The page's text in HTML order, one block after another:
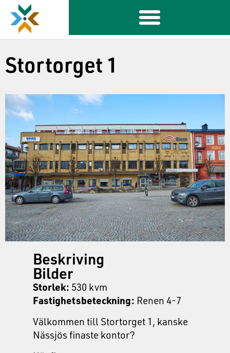
Stortorget 1
Beskriving
Bilder
Storlek: 530 kvm
Fastighetsbeteckning: Renen 4-7
Välkommen till Stortorget 1, kanske
Nässjös finaste kontor?